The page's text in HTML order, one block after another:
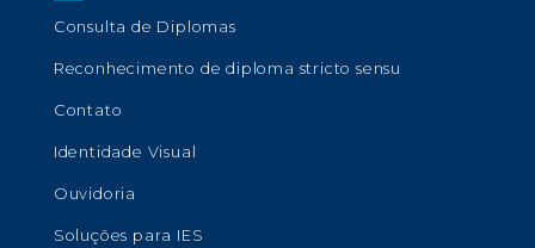
Consulta de Diplomas
Reconhecimento de diploma stricto sensu
Contato
Identidade Visual
Ouvidoria
Soluções para IES